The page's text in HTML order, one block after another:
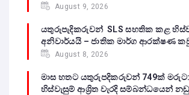
August 9, 2026
යතුරුපැදිකරුවන් SLS සහතික කළ
අනිවාර්යයි – ජාතික මාර්ග ආරක්ෂණ
August 8, 2026
මාස හතට යතුරුපදිකරුවන් 749ක්
හිස්වැසුම් ආශ්‍රිත වැරදි සම්බන්ධයෙන්